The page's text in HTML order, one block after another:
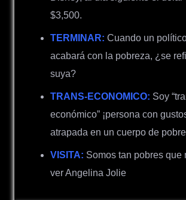
$3,500.
TERMINAR: Cuando un
acabará con la pobreza, ¿se
suya?
TRANS-ECONOMICO: Soy
económico” ¡persona con
atrapada en un cuerpo de
VISITA: Somos tan pobres que
ver Angelina Jolie